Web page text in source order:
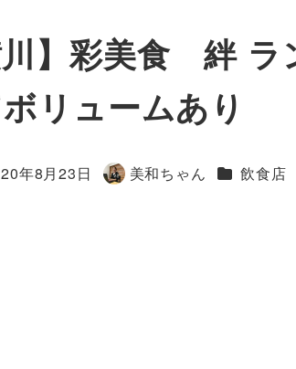
川】彩美食 絆
リュームあり
年8月23日
著
美和ちゃん カテゴリー
飲食店